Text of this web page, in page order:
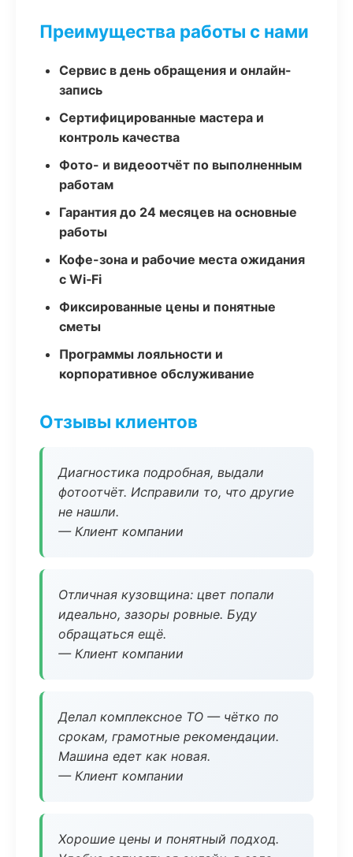
Преимущества работы с нами
Сервис в день обращения и онлайн-
запись
Сертифицированные мастера и
контроль качества
Фото- и видеоотчёт по выполненным
работам
Гарантия до 24 месяцев на основные
работы
Кофе-зона и рабочие места ожидания
с Wi‑Fi
Фиксированные цены и понятные
сметы
Программы лояльности и
корпоративное обслуживание
Отзывы клиентов
Диагностика подробная, выдали
фотоотчёт. Исправили то, что другие
не нашли.
— Клиент компании
Отличная кузовщина: цвет попали
идеально, зазоры ровные. Буду
обращаться ещё.
— Клиент компании
Делал комплексное ТО — чётко по
срокам, грамотные рекомендации.
Машина едет как новая.
— Клиент компании
Хорошие цены и понятный подход.